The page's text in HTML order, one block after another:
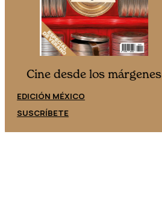
Cine desde los márgenes
EDICIÓN MÉXICO
SUSCRÍBETE